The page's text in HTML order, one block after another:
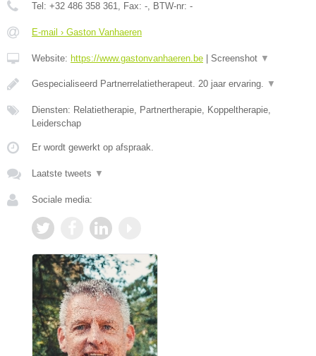
Tel: +32 486 358 361, Fax: -, BTW-nr: -
E-mail › Gaston Vanhaeren
Website: https://www.gastonvanhaeren.be Screenshot ▼
Gespecialiseerd Partnerrelatietherapeut. 20 jaar ervaring. ▼
Diensten: Relatietherapie, Partnertherapie, Koppeltherapie,
Leiderschap
Er wordt gewerkt op afspraak.
Laatste tweets ▼
Sociale media: